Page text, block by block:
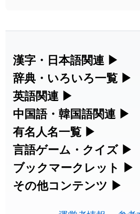
漢字・日本語関連 ▶
漢字の読み方検索、手書
練習など、日本語学習に
集めています
人名漢字辞典 - 読み
手書き漢字入力
漢字の書き方・書き順
辞典・いろいろ一覧 ▶
部首・画数別の漢字一覧
名・駅名検索など、各種
ールです。
部首画数別漢字
常用漢字一覧
英語関連 ▶
カタカナ語・略語の意味
号、リスニング練習など
です。
カタカナ語の意味・発
英語の発音記号
中国語・韓国語関連 ▶
中国語のピンイン変換、
入力など、アジア言語学
手書き中国語入力 変
有名人名一覧 ▶
海外セレブやスポーツ選
方・発音を確認で
海外有名人の苗字・名
言語ゲーム・クイズ ▶
四字熟語パズルや漢字ク
みながら学べるゲー
ブックマークレット ▶
ブラウザに登録して、ど
その他コンテンツ ▶